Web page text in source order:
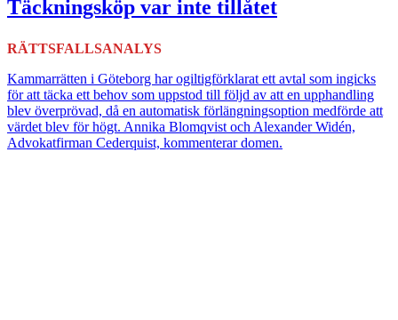
Täckningsköp var inte tillåtet
RÄTTSFALLSANALYS
Kammarrätten i Göteborg har ogiltigförklarat ett avtal som ingicks
för att täcka ett behov som uppstod till följd av att en upphandling
blev överprövad, då en automatisk förlängningsoption medförde att
värdet blev för högt. Annika Blomqvist och Alexander Widén,
Advokatfirman Cederquist, kommenterar domen.